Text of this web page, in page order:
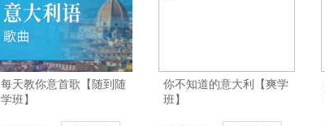
每天教你意首歌【随到随
学班】
你不知道的意大利【爽学
班】